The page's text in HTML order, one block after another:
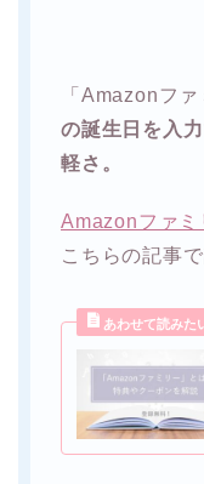
「Amazonフ
の誕生日を入
軽さ。
Amazonファミ
こちらの記事